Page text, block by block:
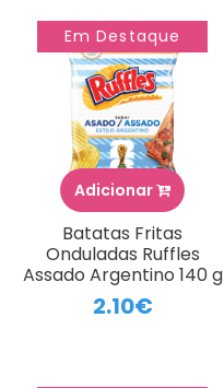
Em Destaque
Adicionar
Batatas Fritas
Onduladas Ruffles
Assado Argentino 140 g
2.10€